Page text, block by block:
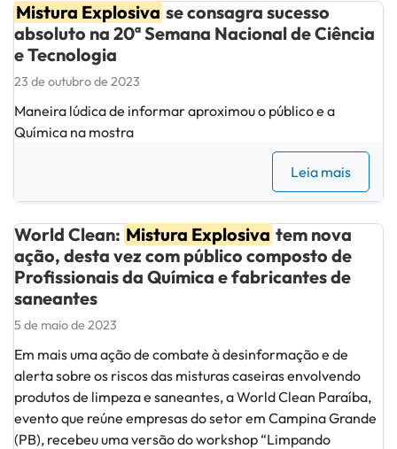
Mistura Explosiva se consagra sucesso
absoluto na 20ª Semana Nacional de Ciência
e Tecnologia
23 de outubro de 2023
Maneira lúdica de informar aproximou o público e a
Química na mostra
Leia mais
World Clean: Mistura Explosiva tem nova
ação, desta vez com público composto de
Profissionais da Química e fabricantes de
saneantes
5 de maio de 2023
Em mais uma ação de combate à desinformação e de
alerta sobre os riscos das misturas caseiras envolvendo
produtos de limpeza e saneantes, a World Clean Paraíba,
evento que reúne empresas do setor em Campina Grande
(PB), recebeu uma versão do workshop “Limpando